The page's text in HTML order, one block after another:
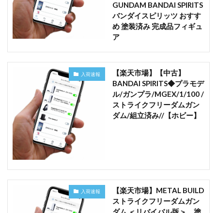
GUNDAM BANDAI SPIRITS
バンダイスピリッツ おすす
め 塗装済み 完成品フィギュ
ア
入荷速報
【楽天市場】【中古】
BANDAI SPIRITS◆プラモデ
ル/ガンプラ/MGEX/1/100 /
ストライクフリーダムガン
ダム/組立済み//【ホビー】
入荷速報
【楽天市場】METAL BUILD
ストライクフリーダムガン